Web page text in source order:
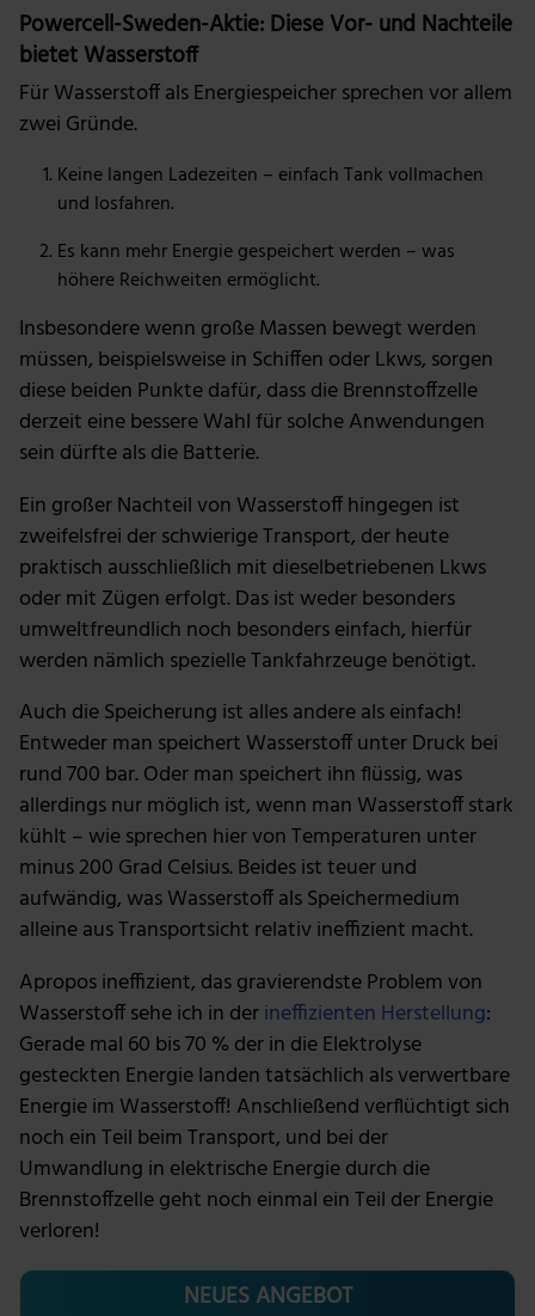
Powercell-Sweden-Aktie: Diese Vor- und Nachteile
bietet Wasserstoff
Für Wasserstoff als Energiespeicher sprechen vor allem
zwei Gründe.
Keine langen Ladezeiten – einfach Tank vollmachen
und losfahren.
Es kann mehr Energie gespeichert werden – was
höhere Reichweiten ermöglicht.
Insbesondere wenn große Massen bewegt werden
müssen, beispielsweise in Schiffen oder Lkws, sorgen
diese beiden Punkte dafür, dass die Brennstoffzelle
derzeit eine bessere Wahl für solche Anwendungen
sein dürfte als die Batterie.
Ein großer Nachteil von Wasserstoff hingegen ist
zweifelsfrei der schwierige Transport, der heute
praktisch ausschließlich mit dieselbetriebenen Lkws
oder mit Zügen erfolgt. Das ist weder besonders
umweltfreundlich noch besonders einfach, hierfür
werden nämlich spezielle Tankfahrzeuge benötigt.
Auch die Speicherung ist alles andere als einfach!
Entweder man speichert Wasserstoff unter Druck bei
rund 700 bar. Oder man speichert ihn flüssig, was
allerdings nur möglich ist, wenn man Wasserstoff stark
kühlt – wie sprechen hier von Temperaturen unter
minus 200 Grad Celsius. Beides ist teuer und
aufwändig, was Wasserstoff als Speichermedium
alleine aus Transportsicht relativ ineffizient macht.
Apropos ineffizient, das gravierendste Problem von
Wasserstoff sehe ich in derineffizienten Herstellung:
Gerade mal 60 bis 70 % der in die Elektrolyse
gesteckten Energie landen tatsächlich als verwertbare
Energie im Wasserstoff! Anschließend verflüchtigt sich
noch ein Teil beim Transport, und bei der
Umwandlung in elektrische Energie durch die
Brennstoffzelle geht noch einmal ein Teil der Energie
verloren!
NEUES ANGEBOT